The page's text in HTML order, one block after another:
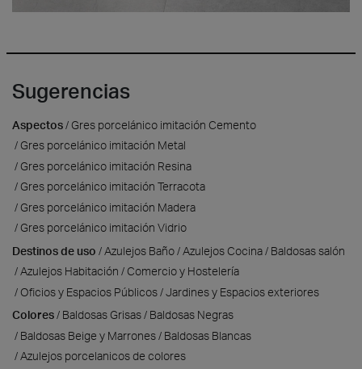
Sugerencias
Aspectos
Gres porcelánico imitación Cemento
Gres porcelánico imitación Metal
Gres porcelánico imitación Resina
Gres porcelánico imitación Terracota
Gres porcelánico imitación Madera
Gres porcelánico imitación Vidrio
Destinos de uso
Azulejos Baño Azulejos Cocina
Baldosas salón
Azulejos Habitación
Comercio y Hostelería
Oficios y Espacios Públicos Jardines y Espacios exteriores
Colores
Baldosas Grisas
Baldosas Negras
Baldosas Beige y Marrones
Baldosas Blancas
Azulejos porcelanicos de colores